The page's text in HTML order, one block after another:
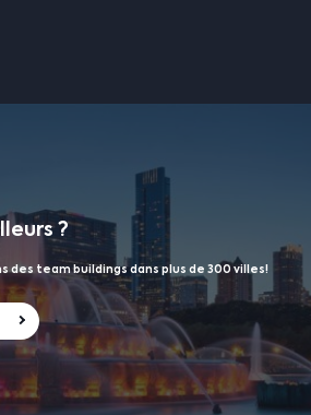
?
des team buildings dans plus de 300 villes!